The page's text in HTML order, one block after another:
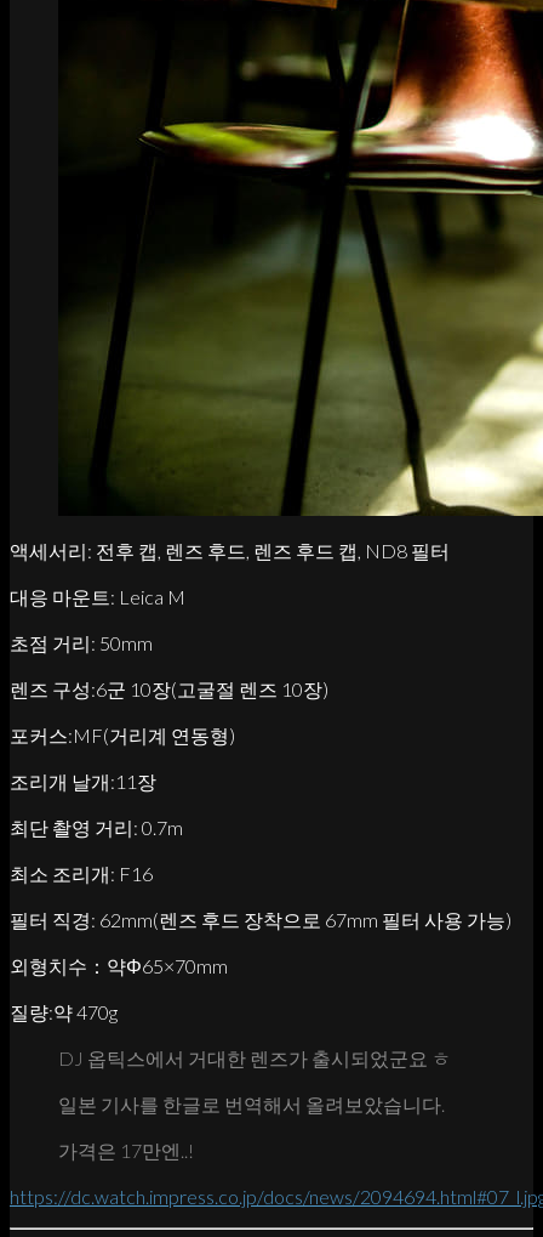
액세서리: 전후 캡, 렌즈 후드, 렌즈 후드 캡, ND8 필터
대응 마운트: Leica M
초점 거리: 50mm
렌즈 구성:6군 10장(고굴절 렌즈 10장)
포커스:MF(거리계 연동형)
조리개 날개:11장
최단 촬영 거리: 0.7m
최소 조리개: F16
필터 직경: 62mm(렌즈 후드 장착으로 67mm 필터 사용 가능)
외형치수：약Φ65×70mm
질량:약 470g
DJ 옵틱스에서 거대한 렌즈가 출시되었군요 ㅎ
일본 기사를 한글로 번역해서 올려보았습니다.
가격은 17만엔..!
https://dc.watch.impress.co.jp/docs/news/